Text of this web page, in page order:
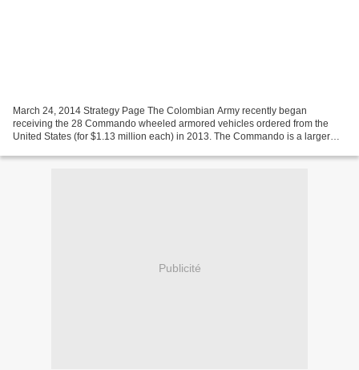
March 24, 2014 Strategy Page The Colombian Army recently began
receiving the 28 Commando wheeled armored vehicles ordered from the
United States (for $1.13 million each) in 2013. The Commando is a larger
Publicité